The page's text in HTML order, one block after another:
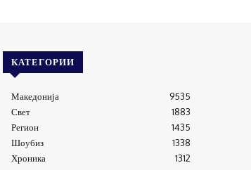
КАТЕГОРИИ
Македонија
9535
Свет
1883
Регион
1435
Шоубиз
1338
Хроника
1312